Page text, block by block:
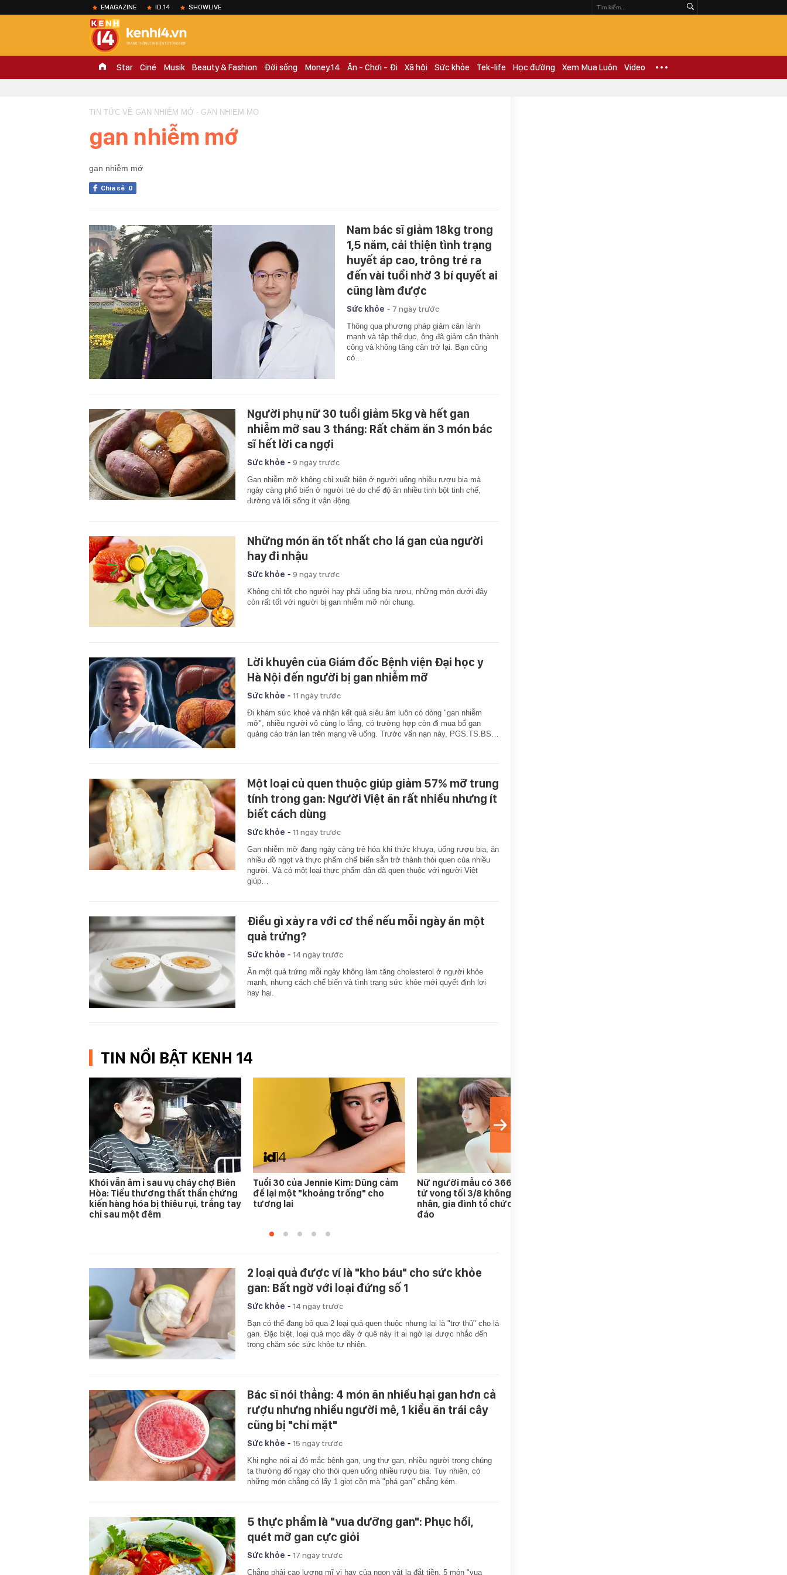
EMAGAZINE ID.14 SHOWLIVE
Star Ciné Musik Beauty & Fashion Đời sống Money.14 Ăn - Chơi - Đi Xã hội Sức khỏe Tek-life Học đường Xem Mua Luôn Video
TIN TỨC VỀ GAN NHIỄM MỚ - GAN NHIEM MO
gan nhiễm mớ
gan nhiễm mớ
Chia sẻ 0
Nam bác sĩ giảm 18kg trong
1,5 năm, cải thiện tình trạng
huyết áp cao, trông trẻ ra
đến vài tuổi nhờ 3 bí quyết ai
cũng làm được
Sức khỏe - 7 ngày trước
Thông qua phương pháp giảm cân lành
mạnh và tập thể dục, ông đã giảm cân thành
công và không tăng cân trở lại. Bạn cũng
có…
Người phụ nữ 30 tuổi giảm 5kg và hết gan
nhiễm mỡ sau 3 tháng: Rất chăm ăn 3 món bác
sĩ hết lời ca ngợi
Sức khỏe - 9 ngày trước
Gan nhiễm mỡ không chỉ xuất hiện ở người uống nhiều rượu bia mà
ngày càng phổ biến ở người trẻ do chế độ ăn nhiều tinh bột tinh chế,
đường và lối sống ít vận động.
Những món ăn tốt nhất cho lá gan của người
hay đi nhậu
Sức khỏe - 9 ngày trước
Không chỉ tốt cho người hay phải uống bia rượu, những món dưới đây
còn rất tốt với người bị gan nhiễm mỡ nói chung.
Lời khuyên của Giám đốc Bệnh viện Đại học y
Hà Nội đến người bị gan nhiễm mỡ
Sức khỏe - 11 ngày trước
Đi khám sức khoẻ và nhận kết quả siêu âm luôn có dòng "gan nhiễm
mỡ", nhiều người vô cùng lo lắng, có trường hợp còn đi mua bổ gan
quảng cáo tràn lan trên mạng về uống. Trước vấn nạn này, PGS.TS.BS…
Một loại củ quen thuộc giúp giảm 57% mỡ trung
tính trong gan: Người Việt ăn rất nhiều nhưng ít
biết cách dùng
Sức khỏe - 11 ngày trước
Gan nhiễm mỡ đang ngày càng trẻ hóa khi thức khuya, uống rượu bia, ăn
nhiều đồ ngọt và thực phẩm chế biến sẵn trở thành thói quen của nhiều
người. Và có một loại thực phẩm dân dã quen thuộc với người Việt
giúp…
Điều gì xảy ra với cơ thể nếu mỗi ngày ăn một
quả trứng?
Sức khỏe - 14 ngày trước
Ăn một quả trứng mỗi ngày không làm tăng cholesterol ở người khỏe
mạnh, nhưng cách chế biến và tình trạng sức khỏe mới quyết định lợi
hay hại.
TIN NỔI BẬT KENH 14
Khói vẫn âm ỉ sau vụ cháy chợ Biên
Hòa: Tiểu thương thất thần chứng
kiến hàng hóa bị thiêu rụi, trắng tay
chỉ sau một đêm
Tuổi 30 của Jennie Kim: Dũng cảm
để lại một "khoảng trống" cho
tương lai
Nữ người mẫu có 366.000 follow
tử vong tối 3/8 không rõ nguyên
nhân, gia đình tổ chức tang sự kín
đáo
2 loại quả được ví là "kho báu" cho sức khỏe
gan: Bất ngờ với loại đứng số 1
Sức khỏe - 14 ngày trước
Bạn có thể đang bỏ qua 2 loại quả quen thuộc nhưng lại là "trợ thủ" cho lá
gan. Đặc biệt, loại quả mọc đầy ở quê này ít ai ngờ lại được nhắc đến
trong chăm sóc sức khỏe tự nhiên.
Bác sĩ nói thẳng: 4 món ăn nhiều hại gan hơn cả
rượu nhưng nhiều người mê, 1 kiểu ăn trái cây
cũng bị "chỉ mặt"
Sức khỏe - 15 ngày trước
Khi nghe nói ai đó mắc bệnh gan, ung thư gan, nhiều người trong chúng
ta thường đổ ngay cho thói quen uống nhiều rượu bia. Tuy nhiên, có
những món chẳng có lấy 1 giọt cồn mà "phá gan" chẳng kém.
5 thực phẩm là "vua dưỡng gan": Phục hồi,
quét mỡ gan cực giỏi
Sức khỏe - 17 ngày trước
Chẳng phải cao lương mĩ vị hay của ngon vật lạ đắt tiền, 5 món "vua